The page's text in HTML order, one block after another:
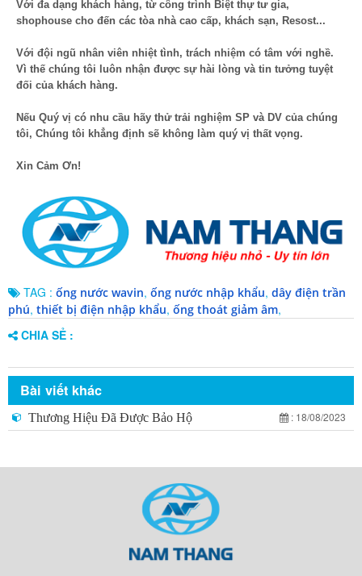
Với đa dạng khách hàng, từ công trình Biệt thự tư gia,
shophouse cho đến các tòa nhà cao cấp, khách sạn, Resost...
Với đội ngũ nhân viên nhiệt tình, trách nhiệm có tâm với nghề.
Vì thế chúng tôi luôn nhận được sự hài lòng và tin tưởng tuyệt
đối của khách hàng.
Nếu Quý vị có nhu cầu hãy thử trải nghiệm SP và DV của chúng
tôi, Chúng tôi khẳng định sẽ không làm quý vị thất vọng.
Xin Cảm Ơn!
TAG : ống nước wavin, ống nước nhập khẩu, dây điện trần
phú, thiết bị điện nhập khẩu, ống thoát giảm âm,
CHIA SẺ :
Bài viết khác
Thương Hiệu Đã Được Bảo Hộ : 18/08/2023